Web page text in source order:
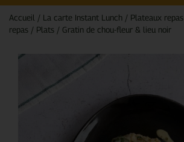
Accueil / La carte Instant Lunch / Plateaux repas
repas / Plats / Gratin de chou-fleur & lieu noir